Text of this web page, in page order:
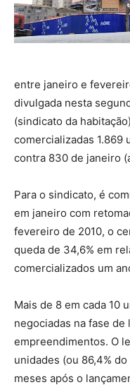
entre janeiro e
divulgada nesta
(sindicato da
comercializadas 1.869
contra 830 de janeiro
Para o sindicato, é
em janeiro com
fevereiro de 2010, o
queda de 34,6% em
comercializados um
Mais de 8 em cada 10
negociadas na fase de
empreendimentos. O
unidades (ou 86,4%
meses após o